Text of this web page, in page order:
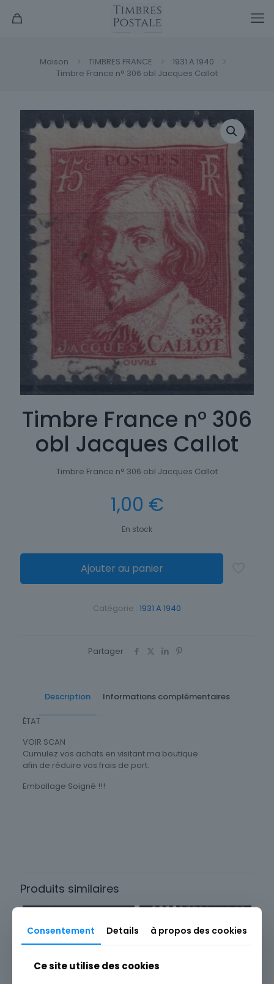
Maison TIMBRES FRANCE
1931 A 1940
Timbre France n° 306 obl Jacques Callot
Timbre France n° 306
obl Jacques Callot
Timbre France n° 306 obl Jacques Callot
1,00 €
En stock
Ajouter au panier
Catégorie : 1931 A 1940
Partager
Description Informations complémentaires
ÉTAT
VOIR SCAN
Cumulez vos achats en visitant ma boutique
afin de réduire vos frais de port.
Emballage Soigné !!!
Pays
France
Thème
Célébrités
Format
Produits similaires
Consentement Details à propos des cookies
Ce site utilise des cookies